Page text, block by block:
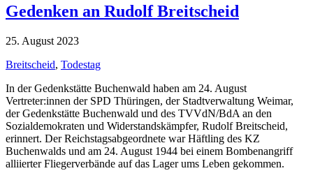
Gedenken an Rudolf Breitscheid
25. August 2023
Breitscheid, Todestag
In der Gedenkstätte Buchenwald haben am 24. August
Vertreter:innen der SPD Thüringen, der Stadtverwaltung Weimar,
der Gedenkstätte Buchenwald und des TVVdN/BdA an den
Sozialdemokraten und Widerstandskämpfer, Rudolf Breitscheid,
erinnert. Der Reichstagsabgeordnete war Häftling des KZ
Buchenwalds und am 24. August 1944 bei einem Bombenangriff
alliierter Fliegerverbände auf das Lager ums Leben gekommen.